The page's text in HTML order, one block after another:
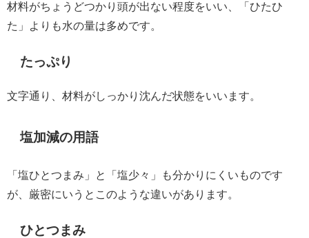
材料がちょうどつかり頭が出ない程度をいい、「ひたひ
た」よりも水の量は多めです。
たっぷり
文字通り、材料がしっかり沈んだ状態をいいます。
塩加減の用語
「塩ひとつまみ」と「塩少々」も分かりにくいものです
が、厳密にいうとこのような違いがあります。
ひとつまみ